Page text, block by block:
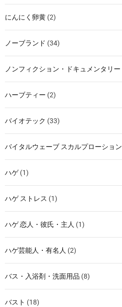
にんにく卵黄 (2)
ノーブランド (34)
ノンフィクション・ドキュメンタリー
ハーブティー (2)
バイオテック (33)
バイタルウェーブ スカルプローション
ハゲ(1)
ハゲ ストレス (1)
ハゲ 恋人・彼氏・主人 (1)
ハゲ芸能人・有名人 (2)
バス・入浴剤・洗面用品 (8)
バスト (18)